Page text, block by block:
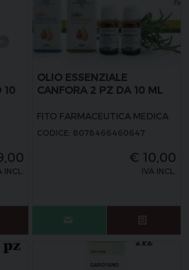
10
INCL.
OLIO ESSENZIALE
CANFORA 2 PZ DA 10 ML
FITO FARMACEUTICA MEDICA
CODICE: 8078466460647
€ 10,00
IVA INCL.